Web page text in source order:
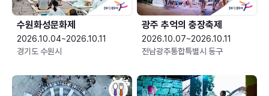
수원화성문화제
2026.10.04~2026.10.11
경기도 수원시
광주 추억의 충장축제
2026.10.07~2026.10.11
전남광주통합특별시 동구